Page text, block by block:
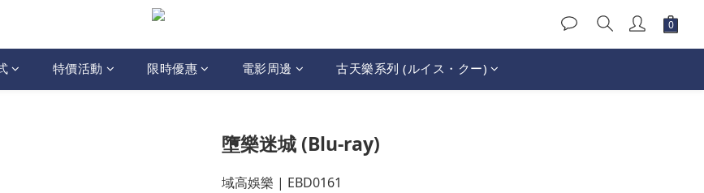
特價活動 限時優惠 電影周邊 古天樂系列 (ルイス・クー)
墮樂迷城 (Blu-ray)
域高娛樂 | EBD0161